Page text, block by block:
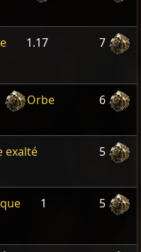
1.17
7
Orbe
6
exalté
5
1
5